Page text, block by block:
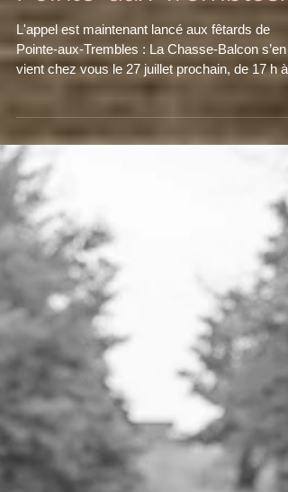
À la recherche du
balcon le plus festif de
Pointe-aux-Trembles!
L'appel est maintenant lancé aux fêtards de
Pointe-aux-Trembles : La Chasse-Balcon s’en
vient chez vous le 27 juillet prochain, de 17 h